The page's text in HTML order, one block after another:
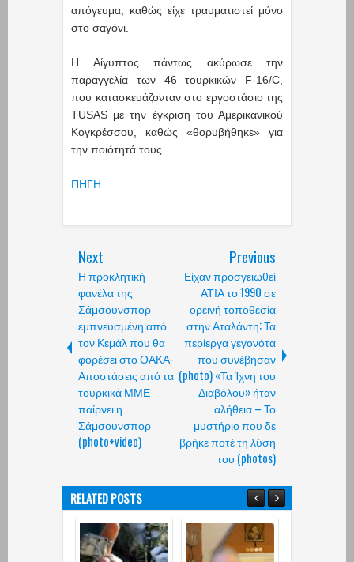
απόγευμα, καθώς είχε τραυματιστεί μόνο
στο σαγόνι.
Η Αίγυπτος πάντως ακύρωσε την
παραγγελία των 46 τουρκικών F-16/C,
που κατασκευάζονταν στο εργοστάσιο της
TUSAS με την έγκριση του Αμερικανικού
Κογκρέσσου, καθώς «θορυβήθηκε» για
την ποιότητά τους.
ΠΗΓΗ
Next
Η προκλητική
φανέλα της
Σάμσουνσπορ
εμπνευσμένη από
τον Κεμάλ που θα
φορέσει στο ΟΑΚΑ-
Αποστάσεις από τα
τουρκικά ΜΜΕ
παίρνει η
Σάμσουνσπορ
(photo+video)
Previous
Είχαν προσγειωθεί
ΑΤΙΑ το 1990 σε
ορεινή τοποθεσία
στην Αταλάντη; Τα
περίεργα γεγονότα
που συνέβησαν
(photo) «Τα Ίχνη του
Διαβόλου» ήταν
αλήθεια – Το
μυστήριο που δε
βρήκε ποτέ τη λύση
του (photos)
RELATED POSTS